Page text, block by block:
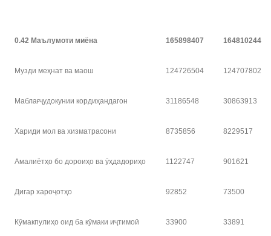
0.42 Маълумоти миёна 165898407 164810244
Музди меҳнат ва маош 124726504 124707802
Маблағҷудокунии кордиҳандагон 31186548 30863913
Хариди мол ва хизматрасони 8735856 8229517
Амалиётҳо бо дороиҳо ва ӯҳдадориҳо 1122747 901621
Дигар хароҷотҳо 92852 73500
Кӯмакпулиҳо оид ба кӯмаки иҷтимоӣ 33900 33891